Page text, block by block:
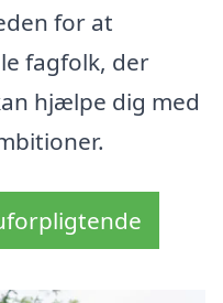
for at
fagfolk, der
hjælpe dig med